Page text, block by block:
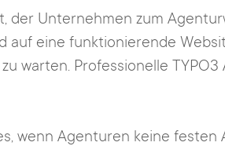
der Unternehmen zum
auf eine funktionierende
warten. Professionelle
wenn Agenturen keine